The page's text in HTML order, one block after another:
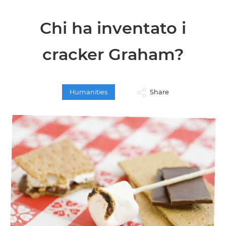
Chi ha inventato i
cracker Graham?
Humanities Share